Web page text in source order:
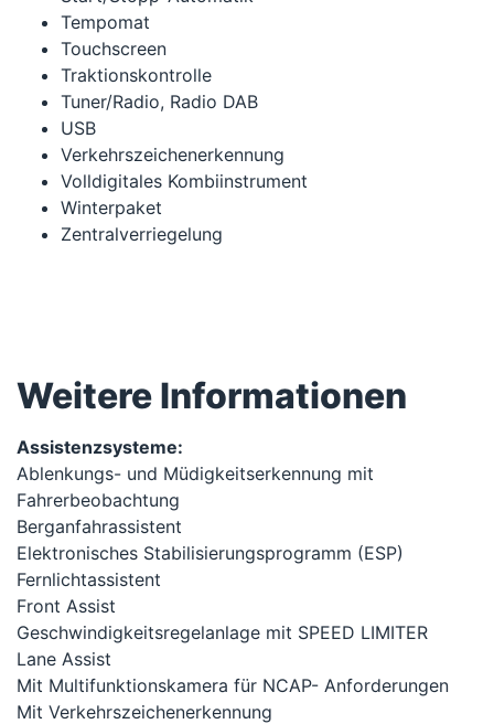
Tempomat
Touchscreen
Traktionskontrolle
Tuner/Radio, Radio DAB
USB
Verkehrszeichenerkennung
Volldigitales Kombiinstrument
Winterpaket
Zentralverriegelung
Weitere Informationen
Assistenzsysteme:
Ablenkungs- und Müdigkeitserkennung mit
Fahrerbeobachtung
Berganfahrassistent
Elektronisches Stabilisierungsprogramm (ESP)
Fernlichtassistent
Front Assist
Geschwindigkeitsregelanlage mit SPEED LIMITER
Lane Assist
Mit Multifunktionskamera für NCAP- Anforderungen
Mit Verkehrszeichenerkennung